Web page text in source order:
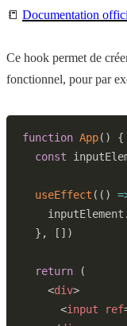
📒 Documentation
Ce hook permet de
fonctionnel, pour par
function App( )
{
const
useEffect ( ( )
    inputElement
.
} , [ ] )
return
(
<div>
<input ref